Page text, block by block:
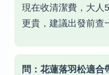
現在收清潔費，大人
更貴，建議出發前查
問：花蓮落羽松適合